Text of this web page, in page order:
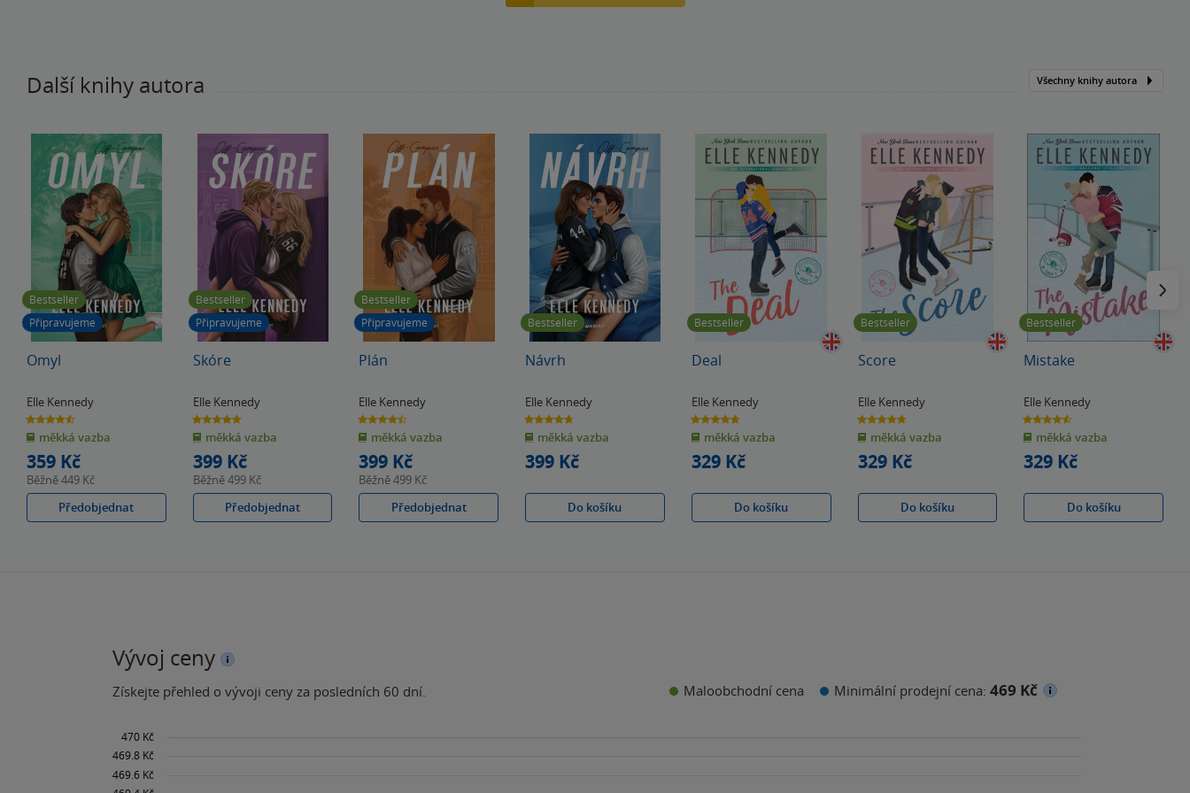
Další knihy autora Všechny knihy autora
Bestseller
Připravujeme
Omyl
Elle Kennedy
4.6
z
5
hvězdiček
měkká vazba
359 Kč
Běžně449 Kč
Předobjednat
Bestseller
Připravujeme
Skóre
Elle Kennedy
4.7
z
5
hvězdiček
měkká vazba
399 Kč
Běžně499 Kč
Předobjednat
Bestseller
Připravujeme
Plán
Elle Kennedy
4.4
z
5
hvězdiček
měkká vazba
399 Kč
Běžně499 Kč
Předobjednat
Bestseller
Návrh
Elle Kennedy
4.7
z
5
hvězdiček
měkká vazba
399 Kč
Do košíku
Bestseller
Deal
Elle Kennedy
4.7
z
5
hvězdiček
měkká vazba
329 Kč
Do košíku
Bestseller
Score
Elle Kennedy
4.7
z
5
hvězdiček
měkká vazba
329 Kč
Do košíku
Bestseller
Mistake
Elle Kennedy
4.6
z
5
hvězdiček
měkká vazba
329 Kč
Do košíku
Vývoj ceny
Získejte přehled o vývoji ceny za posledních 60 dní. Maloobchodní cena Minimální prodejní cena: 469 Kč